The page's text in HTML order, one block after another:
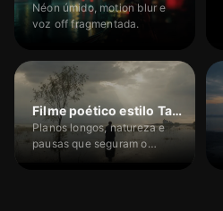
Néon úmido, motion blur e
voz off fragmentada.
Filme poético estilo Tarkovski
Planos longos, natureza e
pausas que seguram o